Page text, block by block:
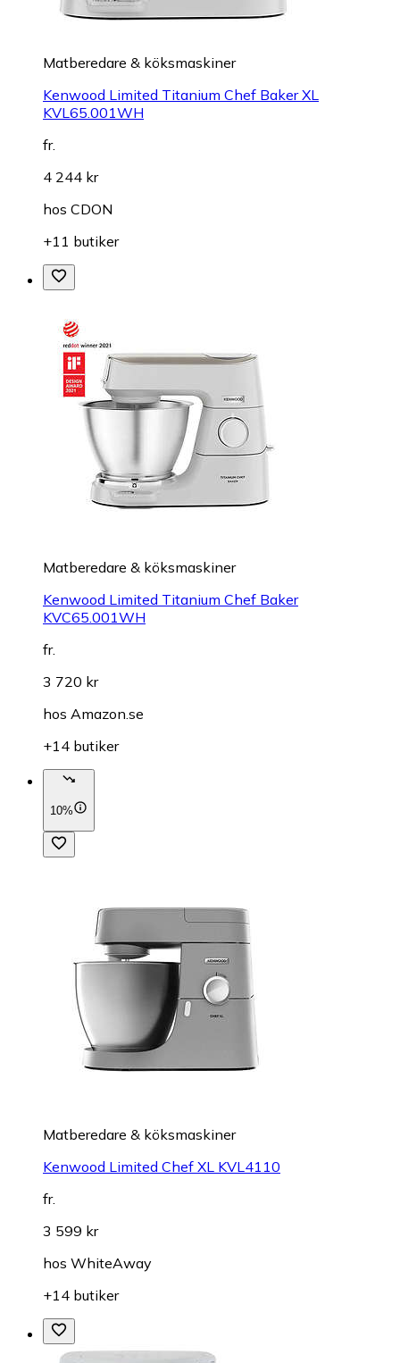
Matberedare & köksmaskiner
Kenwood Limited Titanium Chef Baker XL
KVL65.001WH
fr.
4 244 kr
hos CDON
+11 butiker
Matberedare & köksmaskiner
Kenwood Limited Titanium Chef Baker
KVC65.001WH
fr.
3 720 kr
hos Amazon.se
+14 butiker
10%
Matberedare & köksmaskiner
Kenwood Limited Chef XL KVL4110
fr.
3 599 kr
hos WhiteAway
+14 butiker